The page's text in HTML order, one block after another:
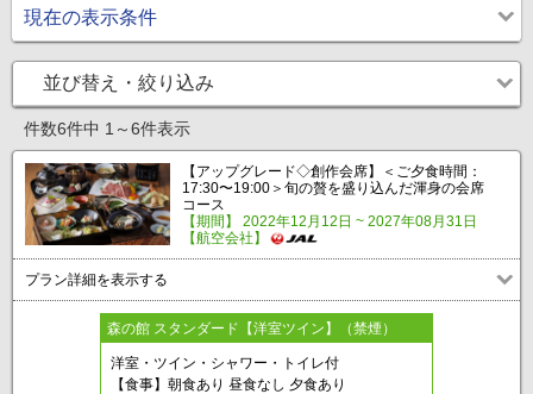
現在の表示条件
並び替え・絞り込み
件数6件中 1～6件表示
【アップグレード◇創作会席】＜ご夕食時間：
17:30〜19:00＞旬の贅を盛り込んだ渾身の会席
コース
【期間】 2022年12月12日 ~ 2027年08月31日
【航空会社】
プラン詳細を表示する
森の館 スタンダード【洋室ツイン】（禁煙）
洋室・ツイン・シャワー・トイレ付
【食事】朝食あり 昼食なし 夕食あり